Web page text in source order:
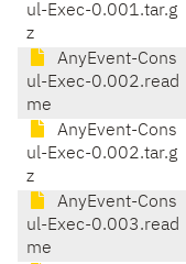
ul-Exec-0.001.tar.g
z
AnyEvent-Cons
ul-Exec-0.002.read
me
AnyEvent-Cons
ul-Exec-0.002.tar.g
z
AnyEvent-Cons
ul-Exec-0.003.read
me